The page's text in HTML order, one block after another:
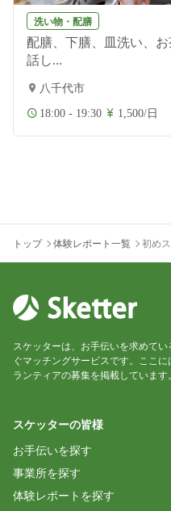
洗い物・配膳
配膳、下膳、皿洗い、
話し...
八千代市
18:00 - 19:30 1,500/日
トップ 体験レポート一覧 初め
スケッターは、お手伝いを求めて
ぐマッチングサービスです。ここ
ランティアの募集を掲載しています。
スケッターの皆様
お手伝いを探す
事業所を探す
体験レポートを探す